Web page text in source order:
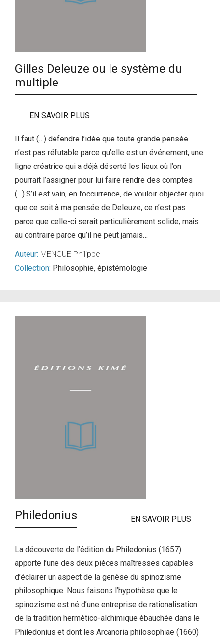
Gilles Deleuze ou le système du
multiple
EN SAVOIR PLUS
Il faut (…) défendre l’idée que toute grande pensée
n’est pas réfutable parce qu’elle est un événement, une
ligne créatrice qui a déjà déserté les lieux où l’on
pourrait l’assigner pour lui faire rendre des comptes
(…).S’il est vain, en l’occurrence, de vouloir objecter quoi
que ce soit à ma pensée de Deleuze, ce n’est pas
parce que celle-ci serait particulièrement solide, mais
au contraire parce qu’il ne peut jamais…
Auteur: MENGUE Philippe
Collection: Philosophie, épistémologie
Philedonius EN SAVOIR PLUS
La découverte de l’édition du Philedonius (1657)
apporte l’une des deux pièces maîtresses capables
d’éclairer un aspect de la genèse du spinozisme
philosophique. Nous faisons l’hypothèse que le
spinozisme est né d’une entreprise de rationalisation
de la tradition hermético-alchimique ébauchée dans le
Philedonius et dont les Arcanoria philosophiae (1660)